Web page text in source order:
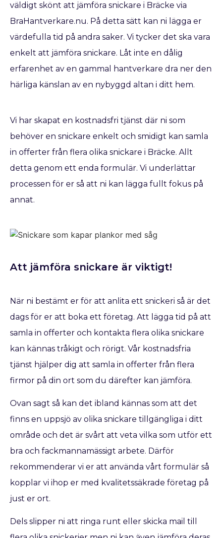
väldigt skönt att jämföra snickare i Bräcke via
BraHantverkare.nu. På detta sätt kan ni lägga er
värdefulla tid på andra saker. Vi tycker det ska vara
enkelt att jämföra snickare. Låt inte en dålig
erfarenhet av en gammal hantverkare dra ner den
härliga känslan av en nybyggd altan i ditt hem.
Vi har skapat en kostnadsfri tjänst där ni som
behöver en snickare enkelt och smidigt kan samla
in offerter från flera olika snickare i Bräcke. Allt
detta genom ett enda formulär. Vi underlättar
processen för er så att ni kan lägga fullt fokus på
annat.
Att jämföra snickare är viktigt!
När ni bestämt er för att anlita ett snickeri så är det
dags för er att boka ett företag. Att lägga tid på att
samla in offerter och kontakta flera olika snickare
kan kännas tråkigt och rörigt. Vår kostnadsfria
tjänst hjälper dig att samla in offerter från flera
firmor på din ort som du därefter kan jämföra.
Ovan sagt så kan det ibland kännas som att det
finns en uppsjö av olika snickare tillgängliga i ditt
område och det är svårt att veta vilka som utför ett
bra och fackmannamässigt arbete. Därför
rekommenderar vi er att använda vårt formulär så
kopplar vi ihop er med kvalitetssäkrade företag på
just er ort.
Dels slipper ni att ringa runt eller skicka mail till